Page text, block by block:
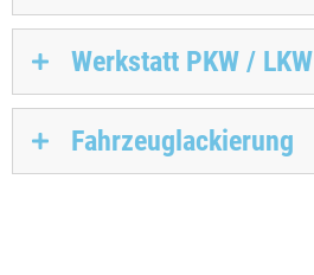
Werkstatt PKW / LKW
Fahrzeuglackierung